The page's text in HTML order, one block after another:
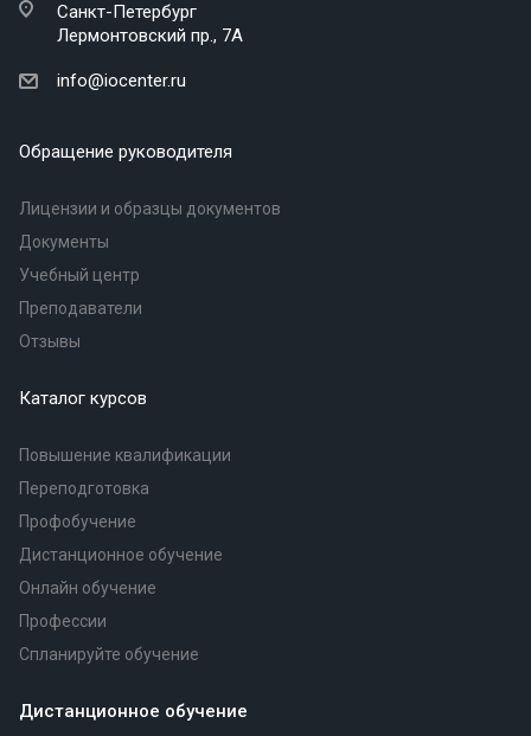
Санкт-Петербург
Лермонтовский пр., 7А
info@iocenter.ru
Обращение руководителя
Лицензии и образцы документов
Документы
Учебный центр
Преподаватели
Отзывы
Каталог курсов
Повышение квалификации
Переподготовка
Профобучение
Дистанционное обучение
Онлайн обучение
Профессии
Спланируйте обучение
Дистанционное обучение